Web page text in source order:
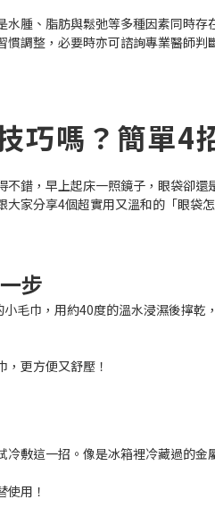
水腫、脂肪與鬆弛等多種因素同時
調整，必要時亦可諮詢專業醫師判
巧嗎？簡單4
錯，早上起床一照鏡子，眼袋卻
家分享4個超實用又溫和的「眼袋
步
毛巾，用約40度的溫水浸濕後擰
更方便又舒壓！
敷這一招。像是冰箱裡冷藏過的
用！